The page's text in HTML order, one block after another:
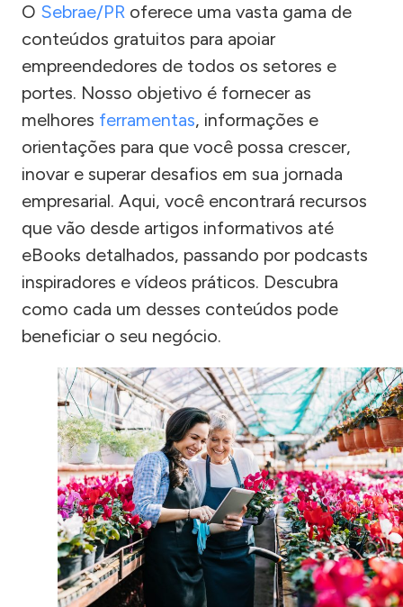
O Sebrae/PR oferece uma vasta gama de
conteúdos gratuitos para apoiar
empreendedores de todos os setores e
portes. Nosso objetivo é fornecer as
melhores ferramentas, informações e
orientações para que você possa crescer,
inovar e superar desafios em sua jornada
empresarial. Aqui, você encontrará recursos
que vão desde artigos informativos até
eBooks detalhados, passando por podcasts
inspiradores e vídeos práticos. Descubra
como cada um desses conteúdos pode
beneficiar o seu negócio.